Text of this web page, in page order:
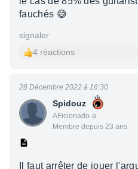
fauchés 😅
signaler
4 réactions
Spidouz
AFicionado·a
Membre depuis 23 ans
28 Décembre 2022 à 16:30
Il faut arrêter de jouer